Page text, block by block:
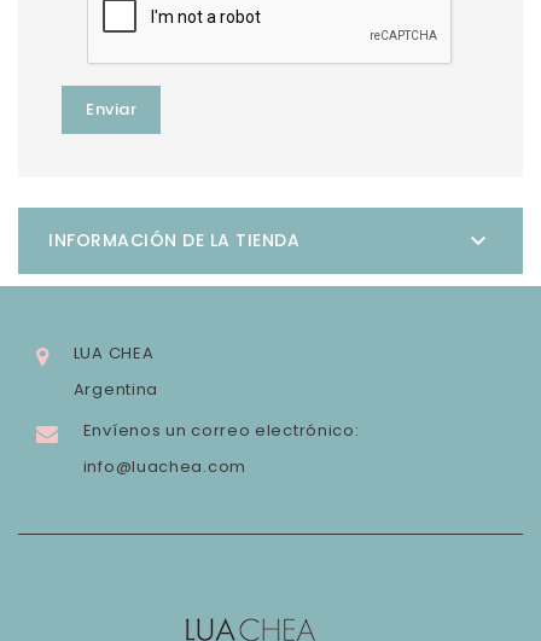
INFORMACIÓN DE LA TIENDA 
LUA CHEA
Argentina
Envíenos un correo electrónico:
info@luachea.com